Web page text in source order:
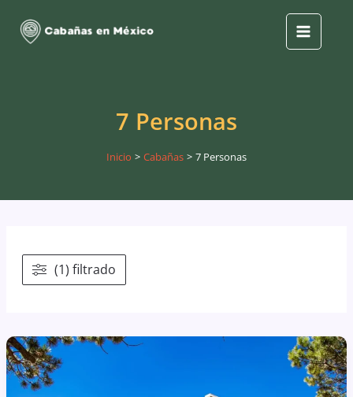
Main
7 Personas
Inicio Cabañas 7 Personas
(1) filtrado